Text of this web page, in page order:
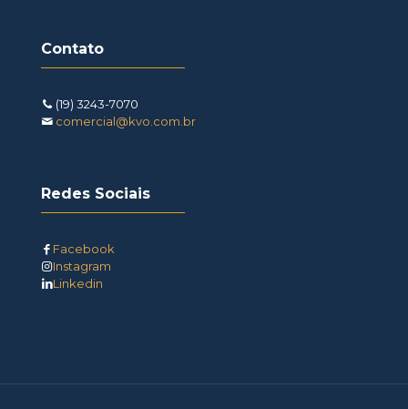
Contato
(19) 3243-7070
comercial@kvo.com.br
Redes Sociais
Facebook
Instagram
Linkedin